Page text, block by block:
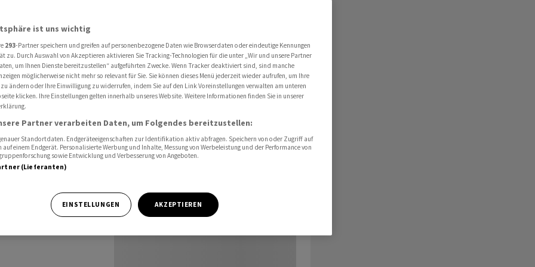
schlecht wie seit 2020 nicht mehr
ist
nicht mehr.
ist uns wichtig
293-Partner speichern und greifen auf personenbezogene Daten wie Browserdaten oder eindeutige Kennungen
zu. Durch Auswahl von Akzeptieren aktivieren Sie Tracking-Technologien für die unter „Wir und unsere Partner
um Ihnen Dienste bereitzustellen“ aufgeführten Zwecke. Wenn Tracker deaktiviert sind, sind manche
möglicherweise nicht mehr so relevant für Sie. Sie können dieses Menü jederzeit wieder aufrufen, um Ihre
ändern oder Ihre Einwilligung zu widerrufen, indem Sie auf den Link Voreinstellungen verwalten am unteren
klicken. Ihre Einstellungen gelten innerhalb unseres Website. Weitere Informationen finden Sie in unserer
Partner verarbeiten Daten, um Folgendes bereitzustellen:
Standortdaten. Endgeräteeigenschaften zur Identifikation aktiv abfragen. Speichern von oder Zugriff auf
einem Endgerät. Personalisierte Werbung und Inhalte, Messung von Werbeleistung und der Performance von
sowie Entwicklung und Verbesserung von Angeboten.
(Lieferanten)
EINSTELLUNGEN AKZEPTIEREN